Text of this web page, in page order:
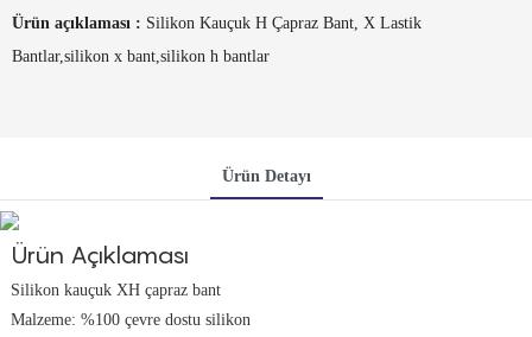
Ürün açıklaması : Silikon Kauçuk H Çapraz Bant, X Lastik
Bantlar,silikon x bant,silikon h bantlar
Ürün Detayı
Ürün Açıklaması
Silikon kauçuk XH çapraz bant
Malzeme: %100 çevre dostu silikon